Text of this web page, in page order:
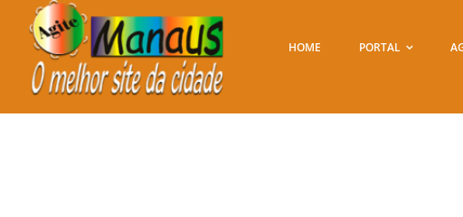
conteúdo
HOME PORTAL